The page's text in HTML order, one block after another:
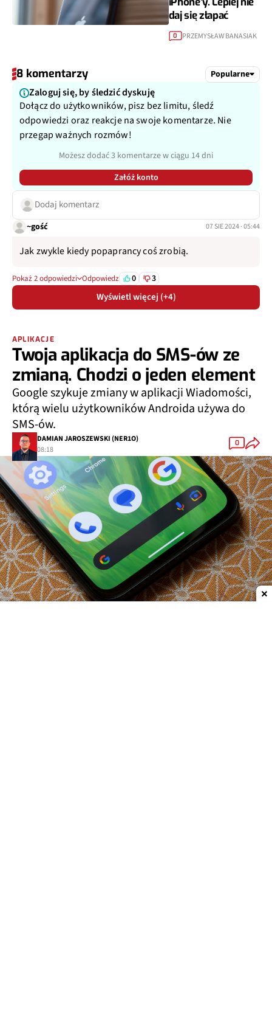
daj się złapać
0 PRZEMYSŁAW BANASIAK
8 komentarzy Popularne
Zaloguj się, by śledzić dyskuję
Dołącz do użytkowników, pisz bez limitu, śledź
odpowiedzi oraz reakcje na swoje komentarze. Nie
przegap ważnych rozmów!
Możesz dodać 3 komentarze w ciągu 14 dni
Załóż konto
Dodaj komentarz
~gość 07 SIE 2024 · 05:44
Jak zwykle kiedy popaprancy coś zrobią.
Pokaż 2 odpowiedzi Odpowiedz 0 3
Wyświetl więcej (+4)
APLIKACJE
Twoja aplikacja do SMS-ów ze
zmianą. Chodzi o jeden element
Google szykuje zmiany w aplikacji Wiadomości,
którą wielu użytkowników Androida używa do
SMS-ów.
DAMIAN JAROSZEWSKI (NER1O)
08:18
0